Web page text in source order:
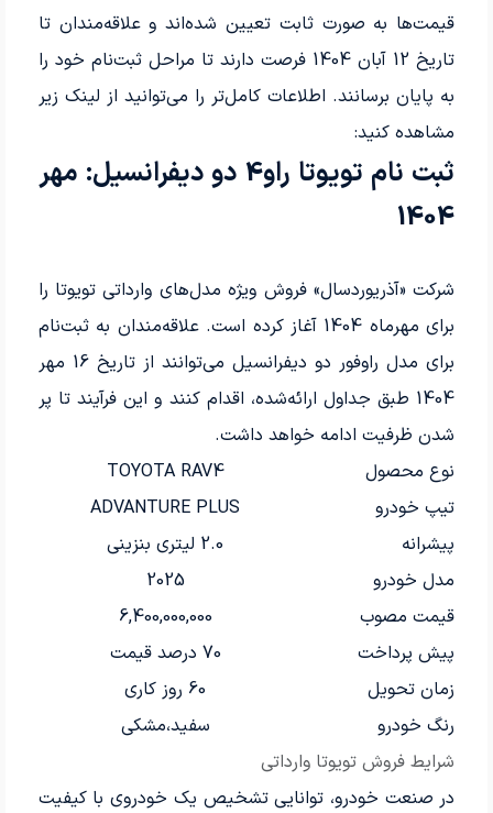
قیمت‌ها به صورت ثابت تعیین شده‌اند و علاقه‌مندان تا
تاریخ 12 آبان 1404 فرصت دارند تا مراحل ثبت‌نام خود را
به پایان برسانند. اطلاعات کامل‌تر را می‌توانید از لینک زیر
مشاهده کنید:
ثبت نام تویوتا راو4 دو دیفرانسیل: مهر
1404
شرکت «آذریوردسال» فروش ویژه مدل‌های وارداتی تویوتا را
برای مهرماه 1404 آغاز کرده است. علاقه‌مندان به ثبت‌نام
برای مدل راوفور دو دیفرانسیل می‌توانند از تاریخ 16 مهر
1404 طبق جداول ارائه‌شده، اقدام کنند و این فرآیند تا پر
شدن ظرفیت ادامه خواهد داشت.
شرایط فروش تویوتا وارداتی
نوع محصول
TOYOTA RAV4
تیپ خودرو
ADVANTURE PLUS
پیشرانه
2.0 لیتری بنزینی
مدل خودرو
2025
قیمت مصوب
6,400,000,000
پیش پرداخت
70 درصد قیمت
زمان تحویل
60 روز کاری
رنگ خودرو
سفید،مشکی
در صنعت خودرو، توانایی تشخیص یک خودروی با کیفیت